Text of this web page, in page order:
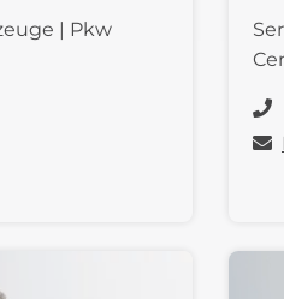
| Pkw